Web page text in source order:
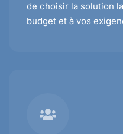
de choisir la solution
budget et à vos